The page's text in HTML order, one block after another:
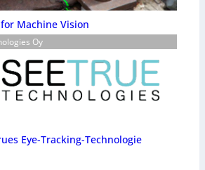
Machine Vision
Oy
Eye-Tracking-Technologie